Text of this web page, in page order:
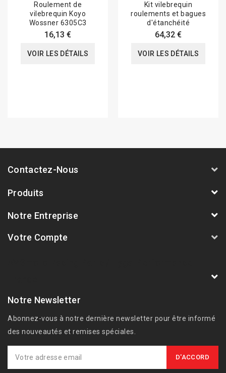
Roulement de
vilebrequin Koyo
Wossner 6305C3
16,13 €
VOIR LES DÉTAILS
Kit vilebrequin
roulements et bagues
d'étanchéité
64,32 €
VOIR LES DÉTAILS
Contactez-Nous
Produits
Notre Entreprise
Votre Compte
Notre Newsletter
Abonnez-vous à notre dernière newsletter pour être informé
des nouveautés et remises spéciales.